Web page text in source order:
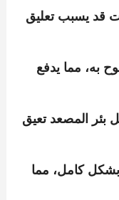
قد يسبب تعليق
به، مما يدفع
بئر المصعد تعيق
كامل، مما